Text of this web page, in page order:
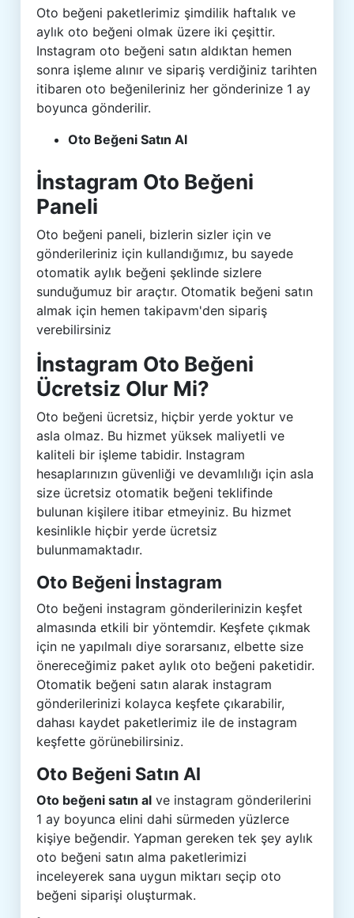
Oto beğeni paketlerimiz şimdilik haftalık ve
aylık oto beğeni olmak üzere iki çeşittir.
Instagram oto beğeni satın aldıktan hemen
sonra işleme alınır ve sipariş verdiğiniz tarihten
itibaren oto beğenileriniz her gönderinize 1 ay
boyunca gönderilir.
Oto Beğeni Satın Al
İnstagram Oto Beğeni
Paneli
Oto beğeni paneli, bizlerin sizler için ve
gönderileriniz için kullandığımız, bu sayede
otomatik aylık beğeni şeklinde sizlere
sunduğumuz bir araçtır. Otomatik beğeni satın
almak için hemen takipavm'den sipariş
verebilirsiniz
İnstagram Oto Beğeni
Ücretsiz Olur Mi?
Oto beğeni ücretsiz, hiçbir yerde yoktur ve
asla olmaz. Bu hizmet yüksek maliyetli ve
kaliteli bir işleme tabidir. Instagram
hesaplarınızın güvenliği ve devamlılığı için asla
size ücretsiz otomatik beğeni teklifinde
bulunan kişilere itibar etmeyiniz. Bu hizmet
kesinlikle hiçbir yerde ücretsiz
bulunmamaktadır.
Oto Beğeni İnstagram
Oto beğeni instagram gönderilerinizin keşfet
almasında etkili bir yöntemdir. Keşfete çıkmak
için ne yapılmalı diye sorarsanız, elbette size
önereceğimiz paket aylık oto beğeni paketidir.
Otomatik beğeni satın alarak instagram
gönderilerinizi kolayca keşfete çıkarabilir,
dahası kaydet paketlerimiz ile de instagram
keşfette görünebilirsiniz.
Oto Beğeni Satın Al
Oto beğeni satın al ve instagram gönderilerini
1 ay boyunca elini dahi sürmeden yüzlerce
kişiye beğendir. Yapman gereken tek şey aylık
oto beğeni satın alma paketlerimizi
inceleyerek sana uygun miktarı seçip oto
beğeni siparişi oluşturmak.